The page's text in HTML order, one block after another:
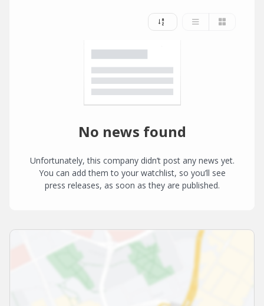
No news found
Unfortunately, this company didn’t post any news yet.
You can add them to your watchlist, so you’ll see
press releases, as soon as they are published.